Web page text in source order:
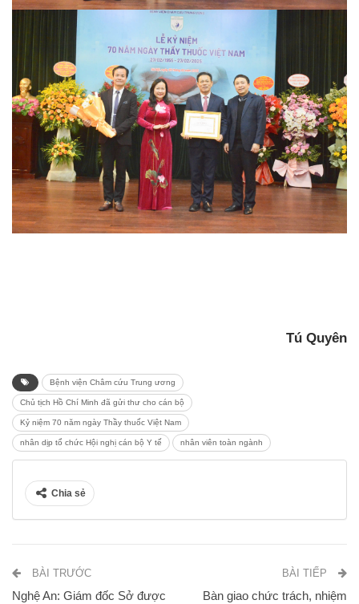
Tú Quyên
Bệnh viện Châm cứu Trung ương
Chủ tịch Hồ Chí Minh đã gửi thư cho cán bộ
Kỷ niệm 70 năm ngày Thầy thuốc Việt Nam
nhân dịp tổ chức Hội nghị cán bộ Y tế nhân viên toàn ngành
Chia sẻ
BÀI TRƯỚC
Nghệ An: Giám đốc Sở được
BÀI TIẾP
Bàn giao chức trách, nhiệm